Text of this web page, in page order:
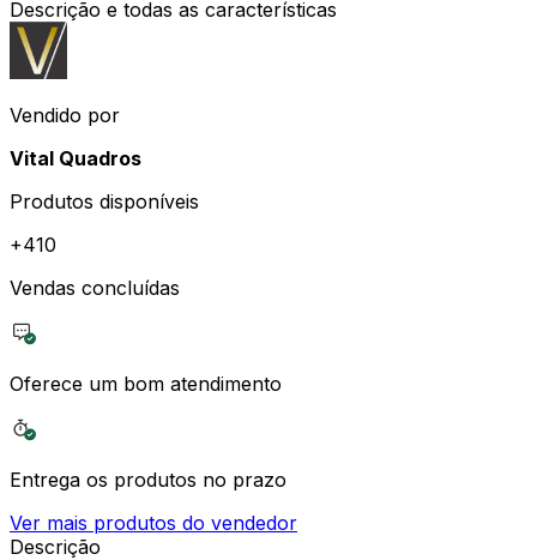
Descrição e todas as características
Vendido por
Vital Quadros
Produtos disponíveis
+410
Vendas concluídas
Oferece um bom atendimento
Entrega os produtos no prazo
Ver mais produtos do vendedor
Descrição